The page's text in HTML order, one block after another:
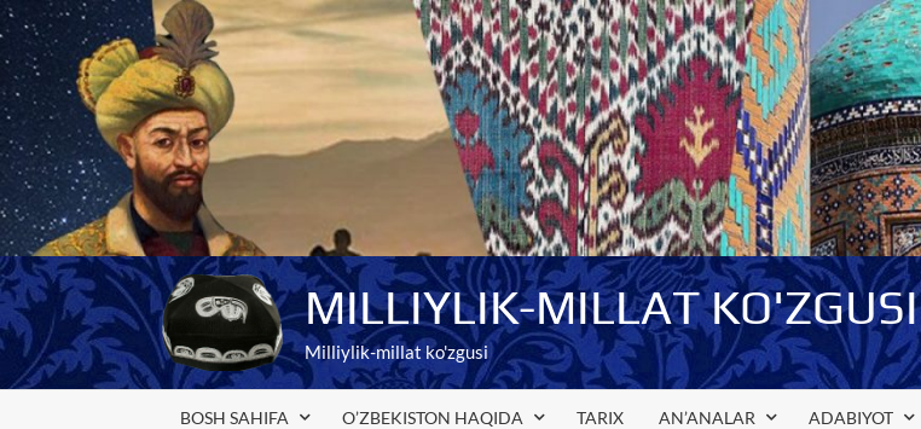
Skip
to
content
MILLIYLIK-MILLAT KO'ZGUSI
Milliylik-millat ko'zgusi
BOSH SAHIFA O’ZBEKISTON HAQIDA TARIX AN’ANALAR ADABIYOT